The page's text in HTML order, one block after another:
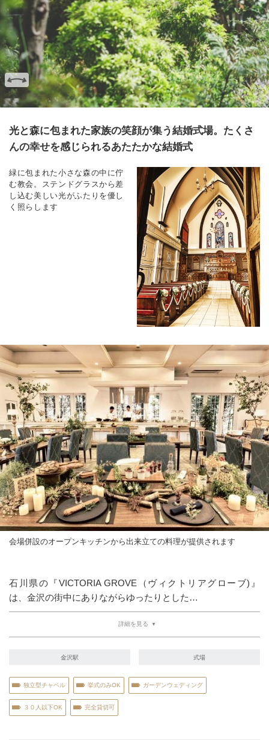
光と森に包まれた家族の笑顔が集う結婚式場。たくさ
んの幸せを感じられるあたたかな結婚式
緑に包まれた小さな森の中に佇
む教会。ステンドグラスから差
し込む美しい光がふたりを優し
く照らします
会場併設のオープンキッチンから出来立ての料理が提供されます
石川県の『VICTORIA GROVE（ヴィクトリアグローブ)』
は、金沢の街中にありながらゆったりとした…
詳細を見る
金沢駅 式場
独立型チャペル 挙式のみOK ガーデンウェディング
３０人以下OK 完全貸切可